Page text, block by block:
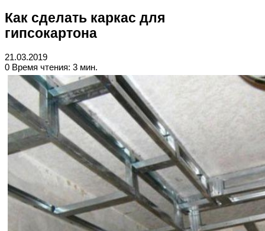
Как сделать каркас для
гипсокартона
21.03.2019
0 Время чтения: 3 мин.